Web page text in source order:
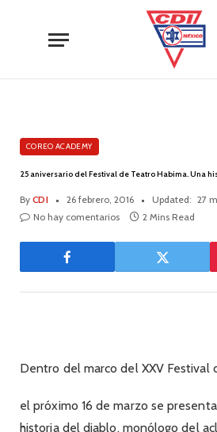
COREO ACADEMY
25 aniversario del Festival de Teatro Habima. Una
By CDI 26 febrero, 2016 Updated: 27
No hay comentarios
2 Mins Read
Dentro del marco del XXV Festival
el próximo 16 de marzo se
historia del diablo, monólogo del